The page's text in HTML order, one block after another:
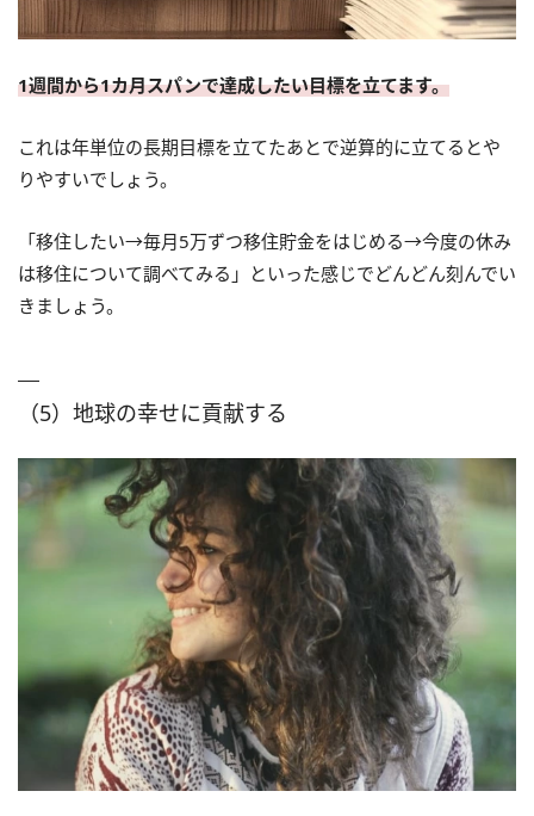
1週間から1カ月スパンで達成したい目標を立てます。
これは年単位の長期目標を立てたあとで逆算的に立てるとや
りやすいでしょう。
「移住したい→毎月5万ずつ移住貯金をはじめる→今度の休み
は移住について調べてみる」といった感じでどんどん刻んでい
きましょう。
（5）地球の幸せに貢献する